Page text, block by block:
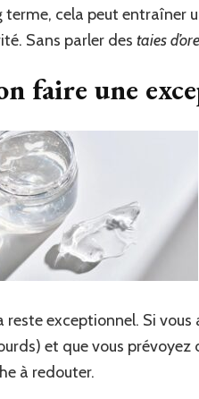
terme, cela peut entraîner
Sans parler des taies
faire une
reste exceptionnel. Si vous
et que vous prévoyez
à redouter.